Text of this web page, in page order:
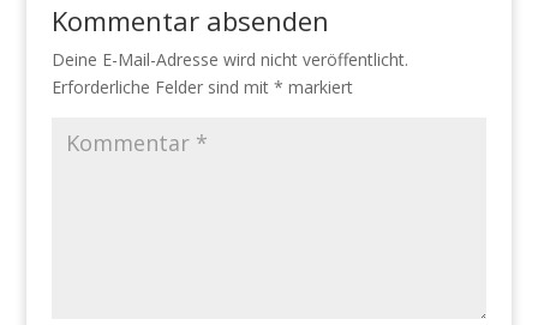
Kommentar absenden
Deine E-Mail-Adresse wird nicht veröffentlicht.
Erforderliche Felder sind mit * markiert